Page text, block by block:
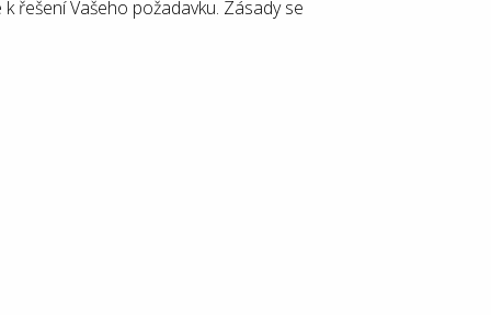
řešení Vašeho požadavku. Zásady se